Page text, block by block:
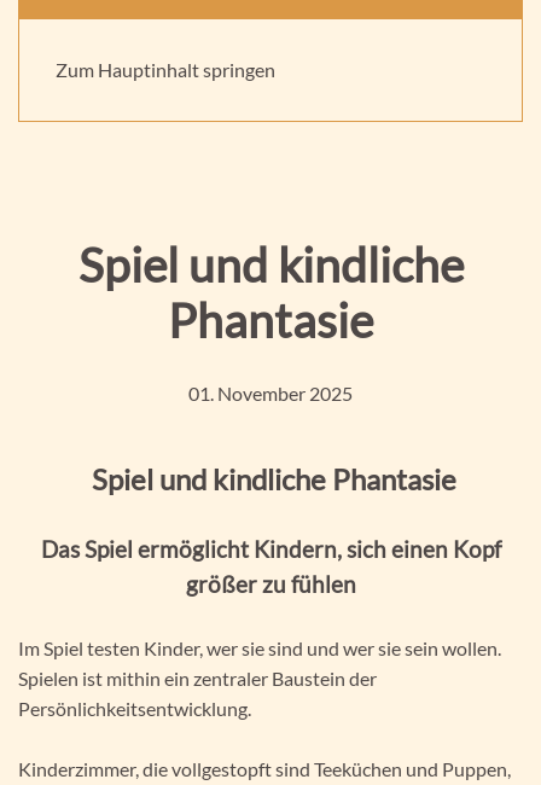
Zum Hauptinhalt springen
Praxis für Kinder und Jugendpsychotherapie -
Aktuelles
Spiel und kindliche
Phantasie
01. November 2025
Spiel und kindliche Phantasie
Das Spiel ermöglicht Kindern, sich einen Kopf
größer zu fühlen
Im Spiel testen Kinder, wer sie sind und wer sie sein wollen.
Spielen ist mithin ein zentraler Baustein der
Persönlichkeitsentwicklung.
Kinderzimmer, die vollgestopft sind Teeküchen und Puppen,